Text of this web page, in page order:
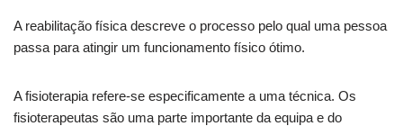
A reabilitação física descreve o processo pelo qual uma pessoa
passa para atingir um funcionamento físico ótimo.
A fisioterapia refere-se especificamente a uma técnica. Os
fisioterapeutas são uma parte importante da equipa e do